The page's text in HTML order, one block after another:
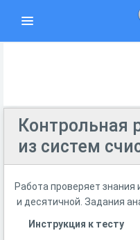
Контрольная
из систем
Работа проверяет знания
и десятичной. Задания
Инструкция к тесту